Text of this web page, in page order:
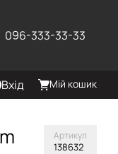
096-333-33-33
Вхід Мій кошик
Артикул
138632